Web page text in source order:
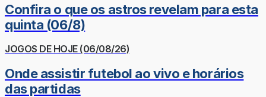
Confira o que os astros revelam para esta
quinta (06/8)
JOGOS DE HOJE (06/08/26)
Onde assistir futebol ao vivo e horários
das partidas